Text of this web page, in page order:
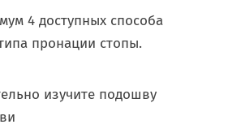
4 доступных способа
пронации стопы.
изучите подошву